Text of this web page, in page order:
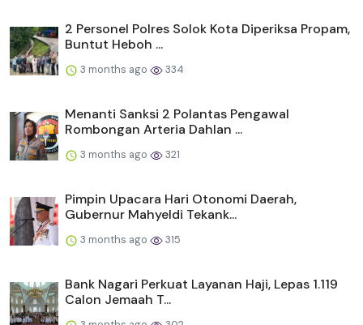
2 Personel Polres Solok Kota Diperiksa Propam,
Buntut Heboh ...
3 months ago 334
Menanti Sanksi 2 Polantas Pengawal
Rombongan Arteria Dahlan ...
3 months ago 321
Pimpin Upacara Hari Otonomi Daerah,
Gubernur Mahyeldi Tekank...
3 months ago 315
Bank Nagari Perkuat Layanan Haji, Lepas 1.119
Calon Jemaah T...